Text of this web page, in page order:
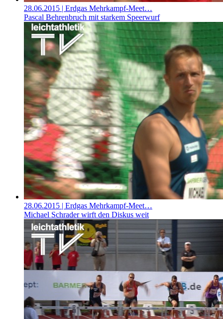
28.06.2015 | Erdgas Mehrkampf-Meet…
Pascal Behrenbruch mit starkem Speerwurf
28.06.2015 | Erdgas Mehrkampf-Meet…
Michael Schrader wirft den Diskus weit